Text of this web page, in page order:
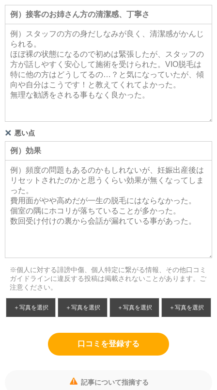
悪い点
※個人に対する誹謗中傷、個人特定に繋がる情報、その他口コミ
ガイドラインに違反する投稿は掲載されないことがあります。ご
注意ください。
＋写真を選択 ＋写真を選択 ＋写真を選択 ＋写真を選択
口コミを登録する
記事について指摘する